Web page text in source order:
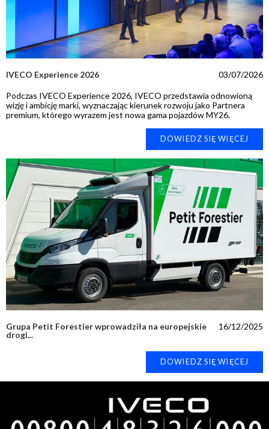
03/07/2026
IVECO Experience 2026
Podczas IVECO Experience 2026, IVECO przedstawia odnowioną
wizję i ambicję marki, wyznaczając kierunek rozwoju jako Partnera
premium, którego wyrazem jest nowa gama pojazdów MY26.
DOWIEDZ SIĘ WIĘCEJ
16/12/2025
Grupa Petit Forestier wprowadziła na europejskie
drogi...
DOWIEDZ SIĘ WIĘCEJ